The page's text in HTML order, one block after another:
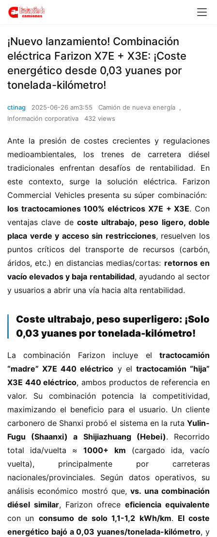
​​¡Nuevo lanzamiento! Combinación
eléctrica Farizon X7E + X3E: ¡Coste
energético desde 0,03 yuanes por
tonelada-kilómetro!​​
ctinag 2025-06-26 am3:55 Camión de nueva energía
,
Información corporativa
432 views
Ante la presión de costes crecientes y regulaciones
medioambientales, los trenes de carretera diésel
tradicionales enfrentan desafíos de rentabilidad. En
este contexto, surge la solución eléctrica. Farizon
Commercial Vehicles presenta su súper combinación: ​
los tractocamiones 100% eléctricos X7E + X3E​​. Con
ventajas clave de ​ ​coste ultrabajo, peso ligero, doble
placa verde y acceso sin restricciones​​, resuelven los
puntos críticos del transporte de recursos (carbón,
áridos, etc.) en distancias medias/cortas: ​ ​retornos en
vacío elevados y baja rentabilidad​​, ayudando al sector
y usuarios a abrir una vía hacia alta rentabilidad.
​Coste ultrabajo, peso superligero: ¡Solo
0,03 yuanes por tonelada-kilómetro!​
La combinación Farizon incluye el ​ ​tractocamión
“madre” X7E 440 eléctrico​ ​ y el ​ ​tractocamión “hija”
X3E 440 eléctrico​​, ambos productos de referencia en
valor. Su combinación potencia la competitividad,
maximizando el beneficio para el usuario. Un cliente
carbonero de Shanxi probó el sistema en la ruta ​ ​Yulin-
Fugu (Shaanxi) a Shijiazhuang (Hebei)​​. Recorrido
total ida/vuelta ≈ ​​1000+ km​ ​ (cargado ida, vacío
vuelta), principalmente por carreteras
nacionales/provinciales. Según datos operativos, su
análisis económico mostró que, ​​vs. una combinación
diésel similar​​, Farizon ofrece ​ ​eficiencia equivalente​
con un ​ ​consumo de solo 1,1-1,2 kWh/km​​. ​ ​El coste
energético bajó a 0,03 yuanes/tonelada-kilómetro​​, y